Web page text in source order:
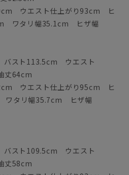
ウエスト仕上がり93cm ヒ
ワタリ幅35.1cm ヒザ幅
バスト113.5cm ウエスト
64cm
ウエスト仕上がり95cm ヒ
タリ幅35.7cm ヒザ幅
バスト109.5cm ウエスト
58cm